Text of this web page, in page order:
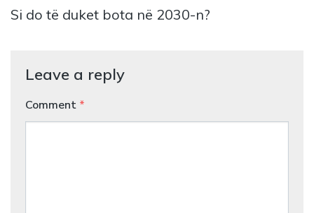
Si do të duket bota në 2030-n?
Leave a reply
Comment *